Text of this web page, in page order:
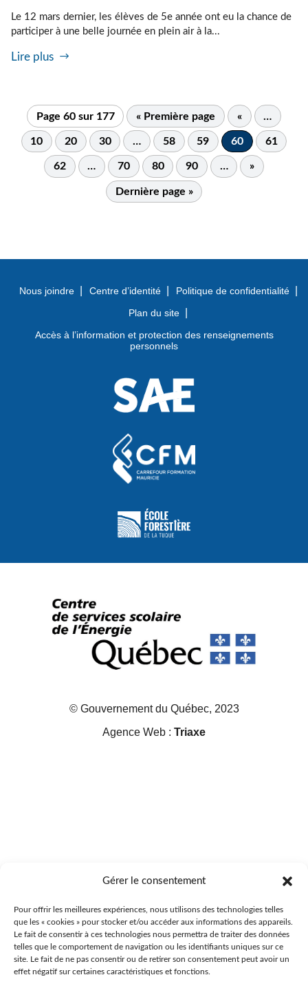
Gérer le consentement
Pour offrir les meilleures expériences, nous utilisons des technologies telles
que les « cookies » pour stocker et/ou accéder aux informations des appareils.
Le fait de consentir à ces technologies nous permettra de traiter des données
telles que le comportement de navigation ou les identifiants uniques sur ce
site. Le fait de ne pas consentir ou de retirer son consentement peut avoir un
effet négatif sur certaines caractéristiques et fonctions.
Le 12 mars dernier, les élèves de 5e année ont eu la chance de
participer à une belle journée en plein air à la...
Lire plus
Page 60 sur 177 « Première page « …
10 20 30 … 58 59 60 61
62 … 70 80 90 … »
Dernière page »
Nous joindre Centre d’identité
Politique de confidentialité
Plan du site
Accès à l’information et protection des renseignements
personnels
© Gouvernement du Québec, 2023
Agence Web : Triaxe